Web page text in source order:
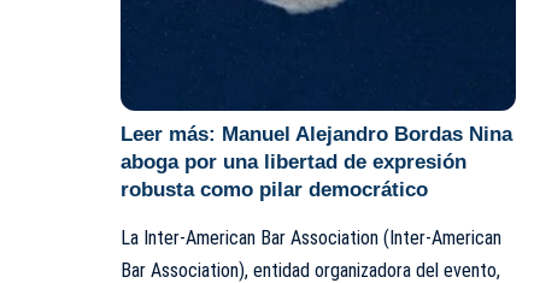
Leer más: Manuel Alejandro Bordas Nina
aboga por una libertad de expresión
robusta como pilar democrático
La Inter-American Bar Association (Inter-American
Bar Association), entidad organizadora del evento,